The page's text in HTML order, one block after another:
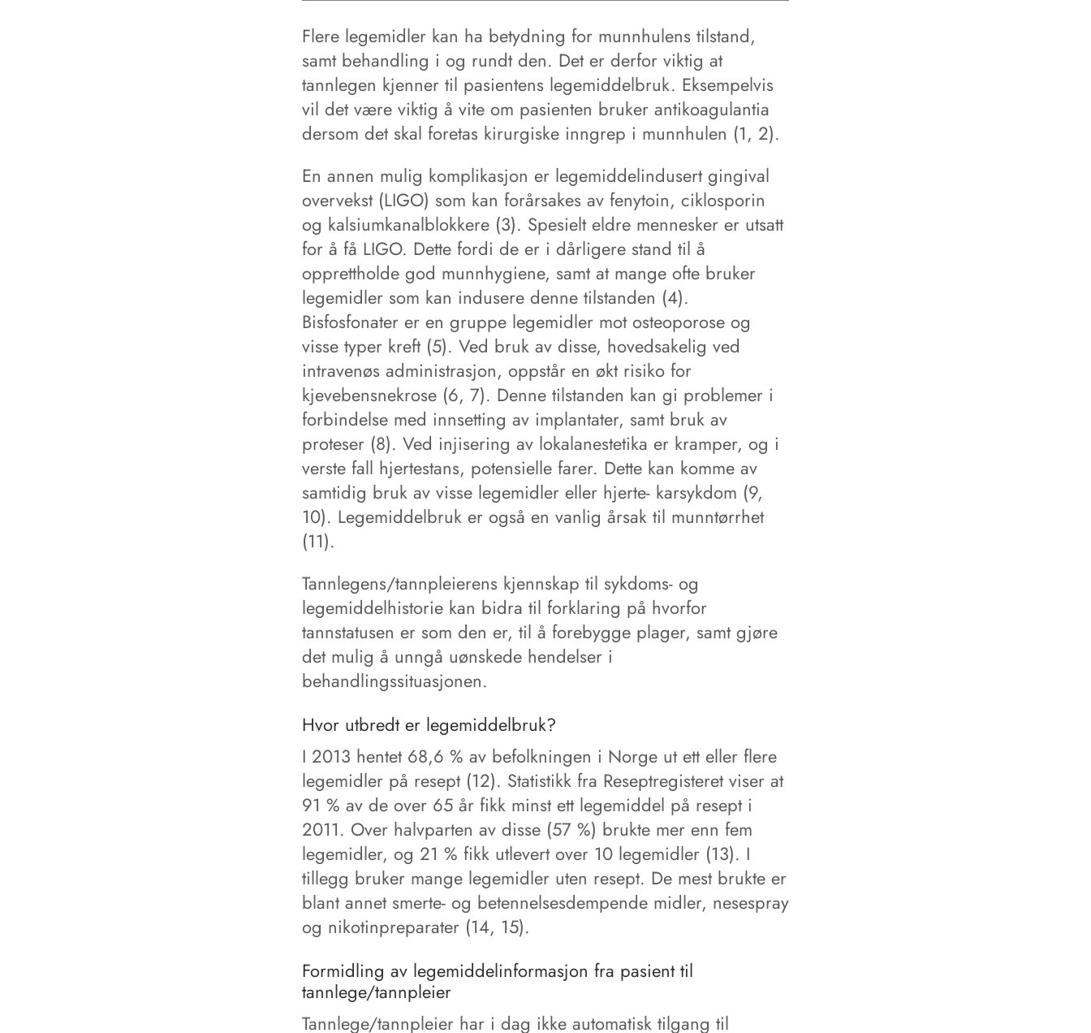
Flere legemidler kan ha betydning for munnhulens tilstand,
samt behandling i og rundt den. Det er derfor viktig at
tannlegen kjenner til pasientens legemiddelbruk. Eksempelvis
vil det være viktig å vite om pasienten bruker antikoagulantia
dersom det skal foretas kirurgiske inngrep i munnhulen (1, 2).
En annen mulig komplikasjon er legemiddelindusert gingival
overvekst (LIGO) som kan forårsakes av fenytoin, ciklosporin
og kalsiumkanalblokkere (3). Spesielt eldre mennesker er utsatt
for å få LIGO. Dette fordi de er i dårligere stand til å
opprettholde god munnhygiene, samt at mange ofte bruker
legemidler som kan indusere denne tilstanden (4).
Bisfosfonater er en gruppe legemidler mot osteoporose og
visse typer kreft (5). Ved bruk av disse, hovedsakelig ved
intravenøs administrasjon, oppstår en økt risiko for
kjevebensnekrose (6, 7). Denne tilstanden kan gi problemer i
forbindelse med innsetting av implantater, samt bruk av
proteser (8). Ved injisering av lokalanestetika er kramper, og i
verste fall hjertestans, potensielle farer. Dette kan komme av
samtidig bruk av visse legemidler eller hjerte- karsykdom (9,
10). Legemiddelbruk er også en vanlig årsak til munntørrhet
(11).
Tannlegens/tannpleierens kjennskap til sykdoms- og
legemiddelhistorie kan bidra til forklaring på hvorfor
tannstatusen er som den er, til å forebygge plager, samt gjøre
det mulig å unngå uønskede hendelser i
behandlingssituasjonen.
Hvor utbredt er legemiddelbruk?
I 2013 hentet 68,6 % av befolkningen i Norge ut ett eller flere
legemidler på resept (12). Statistikk fra Reseptregisteret viser at
91 % av de over 65 år fikk minst ett legemiddel på resept i
2011. Over halvparten av disse (57 %) brukte mer enn fem
legemidler, og 21 % fikk utlevert over 10 legemidler (13). I
tillegg bruker mange legemidler uten resept. De mest brukte er
blant annet smerte- og betennelsesdempende midler, nesespray
og nikotinpreparater (14, 15).
Formidling av legemiddelinformasjon fra pasient til
tannlege/tannpleier
Tannlege/tannpleier har i dag ikke automatisk tilgang til